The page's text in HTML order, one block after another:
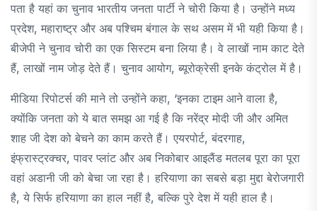
पता है यहां का चुनाव भारतीय जनता पार्टी ने चोरी किया है। उन्होंने मध्य
प्रदेश, महाराष्ट्र और अब पश्चिम बंगाल के सथ असम में भी यही किया है।
बीजेपी ने चुनाव चोरी का एक सिस्टम बना लिया है। वे लाखों नाम काट देते
हैं, लाखों नाम जोड़ देते हैं। चुनाव आयोग, ब्यूरोक्रेसी इनके कंट्रोल में है।
मीडिया रिपोटर्स की माने तो उन्होंने कहा, ‘इनका टाइम आने वाला है,
क्योंकि जनता को ये बात समझ आ गई है कि नरेंद्र मोदी जी और अमित
शाह जी देश को बेचने का काम करते हैं। एयरपोर्ट, बंदरगाह,
इंफ्रास्ट्रक्चर, पावर प्लांट और अब निकोबार आइलैंड मतलब पूरा का पूरा
वहां अडानी जी को बेचा जा रहा है। हरियाणा का सबसे बड़ा मुद्दा बेरोजगारी
है, ये सिर्फ हरियाणा का हाल नहीं है, बल्कि पुरे देश में यही हाल है।